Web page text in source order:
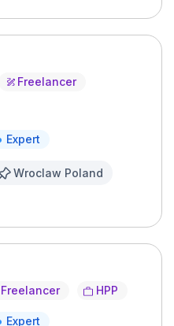
Freelancer
Expert
Wroclaw Poland
Freelancer HPP
Expert